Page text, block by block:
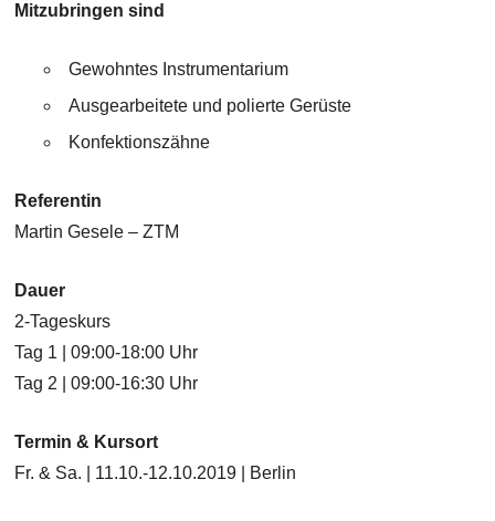
Mitzubringen sind
Gewohntes Instrumentarium
Ausgearbeitete und polierte Gerüste
Konfektionszähne
Referentin
Martin Gesele – ZTM
Dauer
2-Tageskurs
Tag 1 | 09:00-18:00 Uhr
Tag 2 | 09:00-16:30 Uhr
Termin & Kursort
Fr. & Sa. | 11.10.-12.10.2019 | Berlin